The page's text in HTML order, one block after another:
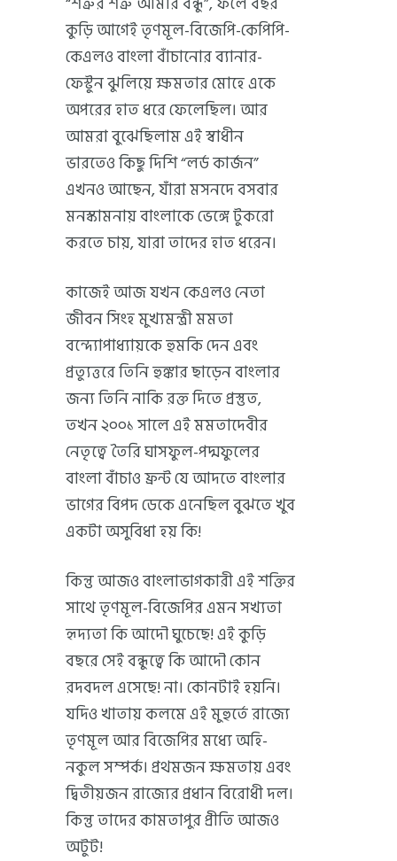
কুড়ি আগেই তৃণমূল-বিজেপি-কেপিপি-
কেএলও বাংলা বাঁচানোর ব্যানার-
ফেস্টুন ঝুলিয়ে ক্ষমতার মোহে একে
অপরের হাত ধরে ফেলেছিল। আর
আমরা বুঝেছিলাম এই স্বাধীন
ভারতেও কিছু দিশি “লর্ড কার্জন”
এখনও আছেন, যাঁরা মসনদে বসবার
মনস্কামনায় বাংলাকে ভেঙ্গে টুকরো
করতে চায়, যারা তাদের হাত ধরেন।
কাজেই আজ যখন কেএলও নেতা
জীবন সিংহ মুখ্যমন্ত্রী মমতা
বন্দ্যোপাধ্যায়কে হুমকি দেন এবং
প্রত্যুত্তরে তিনি হুঙ্কার ছাড়েন বাংলার
জন্য তিনি নাকি রক্ত দিতে প্রস্তুত,
তখন ২০০১ সালে এই মমতাদেবীর
নেতৃত্বে তৈরি ঘাসফুল-পদ্মফুলের
বাংলা বাঁচাও ফ্রন্ট যে আদতে বাংলার
ভাগের বিপদ ডেকে এনেছিল বুঝতে খুব
একটা অসুবিধা হয় কি!
কিন্তু আজও বাংলাভাগকারী এই শক্তির
সাথে তৃণমূল-বিজেপির এমন সখ্যতা
হৃদ্যতা কি আদৌ ঘুচেছে! এই কুড়ি
বছরে সেই বন্ধুত্বে কি আদৌ কোন
রদবদল এসেছে! না। কোনটাই হয়নি।
যদিও খাতায় কলমে এই মুহুর্তে রাজ্যে
তৃণমূল আর বিজেপির মধ্যে অহি-
নকুল সম্পর্ক। প্রথমজন ক্ষমতায় এবং
দ্বিতীয়জন রাজ্যের প্রধান বিরোধী দল।
কিন্তু তাদের কামতাপুর প্রীতি আজও
অটুট!